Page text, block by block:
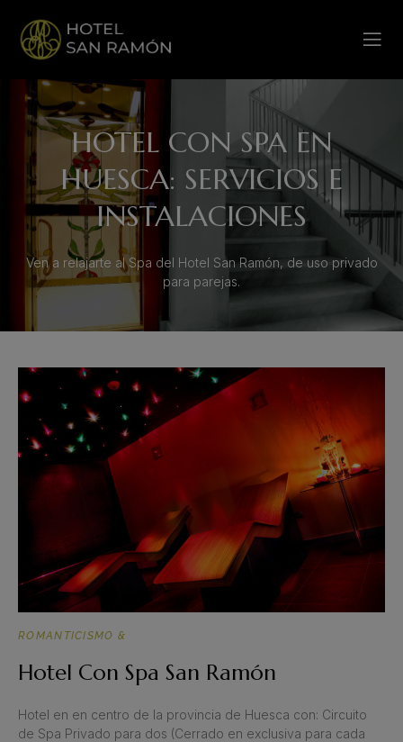
HOTEL CON SPA EN
HUESCA: SERVICIOS E
INSTALACIONES
Ven a relajarte al Spa del Hotel San Ramón, de uso privado
para parejas.
ROMANTICISMO &
Hotel Con Spa San Ramón
Hotel en en centro de la provincia de Huesca con: Circuito
de Spa Privado para dos (Cerrado en exclusiva para cada